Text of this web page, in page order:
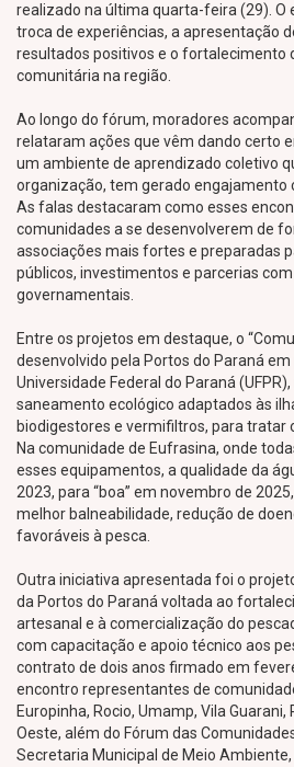
realizado na última quarta-feira (29). O
troca de experiências, a apresentação
resultados positivos e o fortalecimento
comunitária na região.
Ao longo do fórum, moradores
relataram ações que vêm dando certo
um ambiente de aprendizado coletivo
organização, tem gerado engajamento
As falas destacaram como esses
comunidades a se desenvolverem de
associações mais fortes e preparadas
públicos, investimentos e parcerias
governamentais.
Entre os projetos em destaque, o
desenvolvido pela Portos do Paraná
Universidade Federal do Paraná
saneamento ecológico adaptados às
biodigestores e vermifiltros, para tratar
Na comunidade de Eufrasina, onde
esses equipamentos, a qualidade da
2023, para “boa” em novembro de
melhor balneabilidade, redução de
favoráveis à pesca.
Outra iniciativa apresentada foi o
da Portos do Paraná voltada ao
artesanal e à comercialização do
com capacitação e apoio técnico aos
contrato de dois anos firmado em
encontro representantes de
Europinha, Rocio, Umamp, Vila
Oeste, além do Fórum das
Secretaria Municipal de Meio